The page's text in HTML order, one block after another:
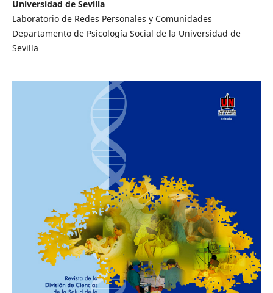
Universidad de Sevilla
Laboratorio de Redes Personales y Comunidades
Departamento de Psicología Social de la Universidad de
Sevilla